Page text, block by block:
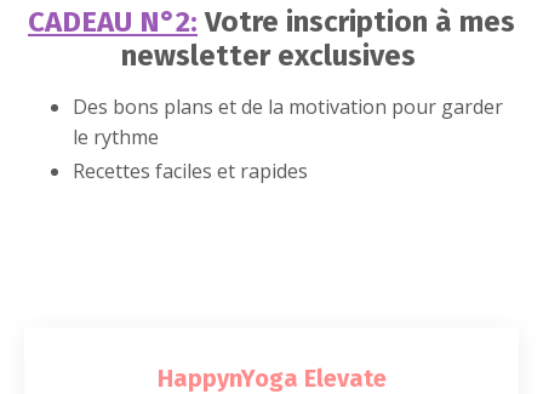
CADEAU N°2: Votre inscription à mes
newsletter exclusives
Des bons plans et de la motivation pour garder
le rythme
Recettes faciles et rapides
HappynYoga Elevate